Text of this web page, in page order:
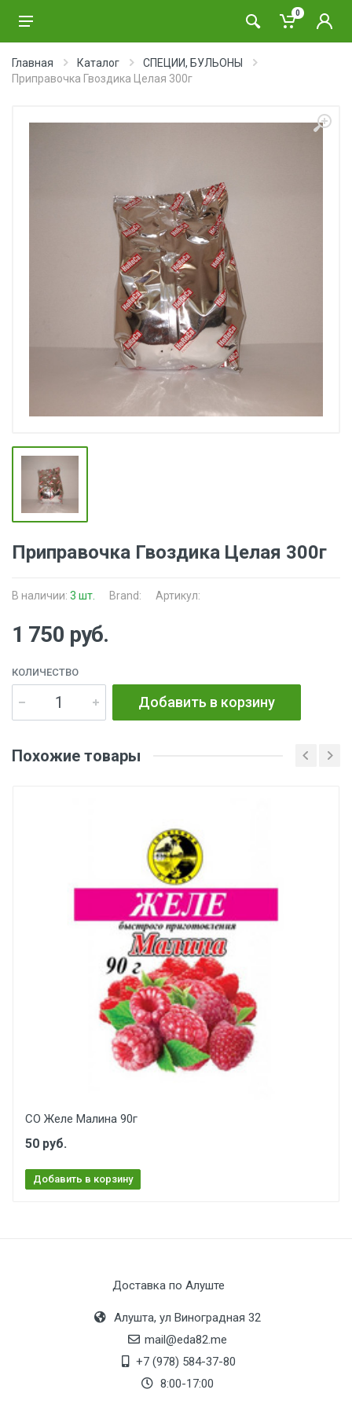
0
Главная Каталог
СПЕЦИИ, БУЛЬОНЫ
Приправочка Гвоздика Целая 300г
Приправочка Гвоздика Целая 300г
В наличии: 3 шт. Brand: Артикул:
1 750 руб.
КОЛИЧЕСТВО
Добавить в корзину
Похожие товары
СО Желе Малина 90г
50 руб.
Добавить в корзину
Доставка по Алуште
Алушта, ул Виноградная 32
mail@eda82.me
+7 (978) 584-37-80
8:00-17:00